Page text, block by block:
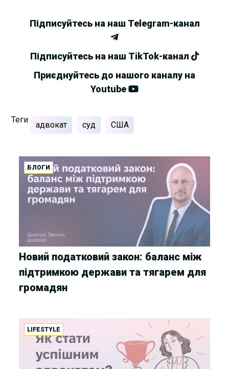
Підписуйтесь на наш Telegram-канал
Підписуйтесь на наш TikTok-канал
Приєднуйтесь до нашого каналу на
Youtube
Теги
адвокат суд США
БЛОГИ
Новий податковий закон: баланс між
підтримкою держави та тягарем для
громадян
LIFESTYLE